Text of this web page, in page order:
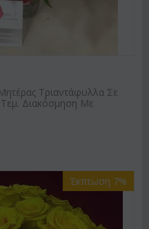
Τριαντάφυλλα Σε
Διακόσμηση Με
Έκπτωση 7%